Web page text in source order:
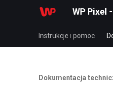
WP Pixel
Instrukcje i pomoc
Dokumentacja